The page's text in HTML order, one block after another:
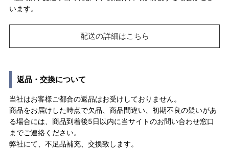
います。
配送の詳細はこちら
返品・交換について
当社はお客様ご都合の返品はお受けしておりません。
商品をお届けした時点で欠品、商品間違い、初期不良の疑いがあ
る場合には、商品到着後5日以内に当サイトのお問い合わせ窓口
までご連絡ください。
弊社にて、不足品補充、交換致します。